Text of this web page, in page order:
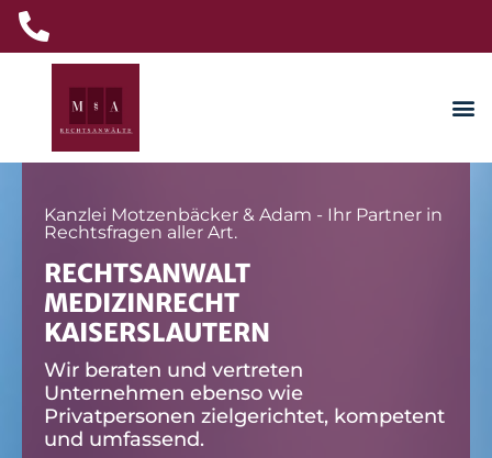
Kanzlei Motzenbäcker & Adam - Ihr Partner in
Rechtsfragen aller Art.
RECHTSANWALT
MEDIZINRECHT
KAISERSLAUTERN
Wir beraten und vertreten
Unternehmen ebenso wie
Privatpersonen zielgerichtet, kompetent
und umfassend.